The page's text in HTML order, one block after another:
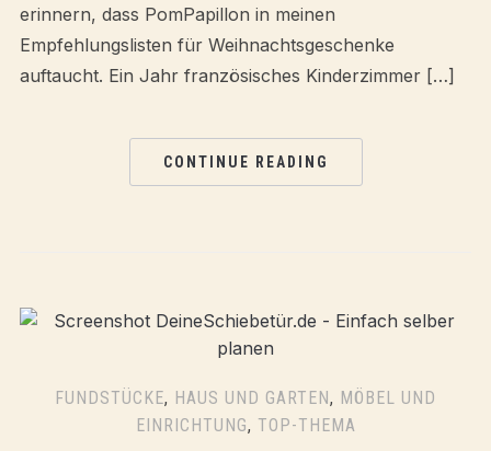
erinnern, dass PomPapillon in meinen
Empfehlungslisten für Weihnachtsgeschenke
auftaucht. Ein Jahr französisches Kinderzimmer […]
CONTINUE READING
FUNDSTÜCKE, HAUS UND GARTEN, MÖBEL UND
EINRICHTUNG, TOP-THEMA